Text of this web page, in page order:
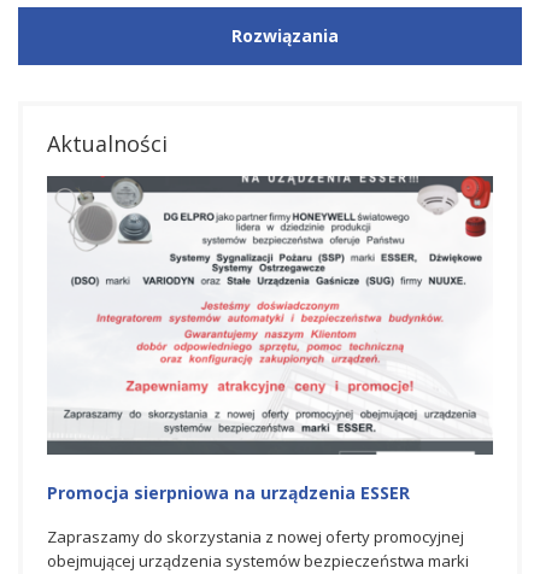
Rozwiązania
Aktualności
Promocja na urządzenia ESSER
Zapraszamy do skorzystania z czerwcowej oferty
promocyjnej obejmującej urządzenia systemów